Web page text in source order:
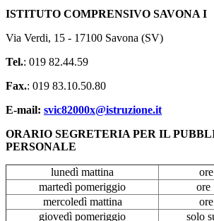
ISTITUTO COMPRENSIVO SAVONA I
Via Verdi, 15 - 17100 Savona (SV)
Tel.: 019 82.44.59
Fax.: 019 83.10.50.80
E-mail: svic82000x@istruzione.it
ORARIO SEGRETERIA PER IL
PERSONALE
lunedì mattina
martedì pomeriggio
ore
mercoledì mattina
giovedì pomeriggio
solo